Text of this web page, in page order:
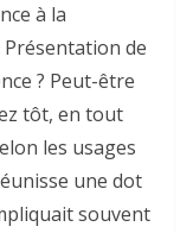
à la
Présentation de
? Peut-être
tôt, en tout
les usages
une dot
souvent